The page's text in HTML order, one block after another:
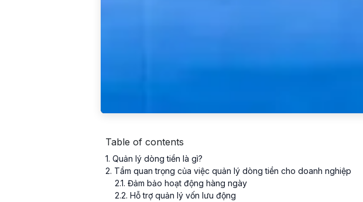
Table of contents
1. Quản lý dòng tiền là gì?
2. Tầm quan trọng của việc quản lý dòng tiền cho doanh nghiệp
2.1. Đảm bảo hoạt động hàng ngày
2.2. Hỗ trợ quản lý vốn lưu động